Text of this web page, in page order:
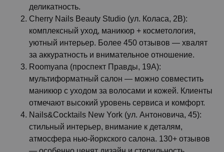
деликатность.
Cherry Nails Beauty Studio (ул. Коласа, 2В):
комплексный уход, маникюр + косметология,
уютный интерьер. Более 450 отзывов — хвалят
за аккуратность и внимательное отношение.
Roomyana (проспект Правды, 19А):
мультиформатный салон — можно совместить
маникюр с уходом за волосами и кожей. Клиенты
отмечают высокий уровень сервиса и комфорт.
Nails&Cocktails New York (ул. Антоновича, 45):
стильный интерьер, внимание к деталям,
атмосфера нью-йоркского салона. 130+ отзывов